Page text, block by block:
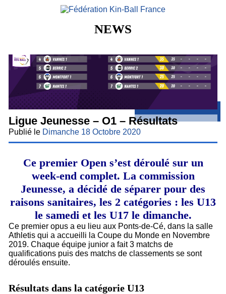
FacebookInstagram
NEWS
Ligue Jeunesse – O1 – Résultats
Publié le Dimanche 18 Octobre 2020
Ce premier Open s’est déroulé sur un
week-end complet. La commission
Jeunesse, a décidé de séparer pour des
raisons sanitaires, les 2 catégories : les U13
le samedi et les U17 le dimanche.
Ce premier opus a eu lieu aux Ponts-de-Cé, dans la salle
Athletis qui a accueilli la Coupe du Monde en Novembre
2019. Chaque équipe junior a fait 3 matchs de
qualifications puis des matchs de classements se sont
déroulés ensuite.
Résultats dans la catégorie U13